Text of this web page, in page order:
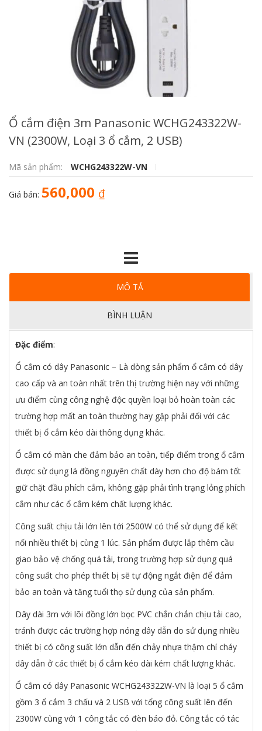
Ổ cắm điện 3m Panasonic WCHG243322W-
VN (2300W, Loại 3 ổ cắm, 2 USB)
Mã sản phẩm: WCHG243322W-VN
Giá bán: 560,000 ₫
MÔ TẢ
BÌNH LUẬN
Đặc điểm:
Ổ cắm có dây Panasonic – Là dòng sản phẩm ổ cắm có dây
cao cấp và an toàn nhất trên thị trường hiện nay với những
ưu điểm cùng công nghệ độc quyền loại bỏ hoàn toàn các
trường hợp mất an toàn thường hay gặp phải đối với các
thiết bị ổ cắm kéo dài thông dụng khác.
Ổ cắm có màn che đảm bảo an toàn, tiếp điểm trong ổ cắm
được sử dụng lá đồng nguyên chất dày hơn cho độ bám tốt
giữ chặt đầu phích cắm, không gặp phải tình trạng lỏng phích
cắm như các ổ cắm kém chất lượng khác.
Công suất chịu tải lớn lên tới 2500W có thể sử dụng để kết
nối nhiều thiết bị cùng 1 lúc. Sản phẩm được lắp thêm cầu
giao bảo vệ chống quá tải, trong trường hợp sử dụng quá
công suất cho phép thiết bị sẽ tự động ngắt điện để đảm
bảo an toàn và tăng tuổi thọ sử dụng của sản phẩm.
Dây dài 3m với lõi đồng lớn bọc PVC chắn chắn chịu tải cao,
tránh được các trường hợp nóng dây dẫn do sử dụng nhiều
thiết bị có công suất lớn dẫn đến chảy nhựa thậm chí cháy
dây dẫn ở các thiết bị ổ cắm kéo dài kém chất lượng khác.
Ổ cắm có dây Panasonic WCHG243322W-VN là loại 5 ổ cắm
gồm 3 ổ cắm 3 chấu và 2 USB với tổng công suất lên đến
2300W cùng với 1 công tắc có đèn báo đỏ. Công tắc có tác